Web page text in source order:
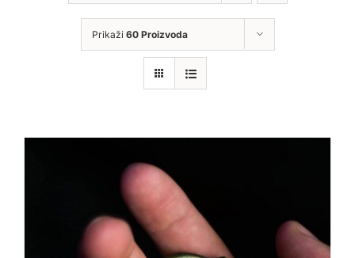
Prikaži 60 Proizvoda